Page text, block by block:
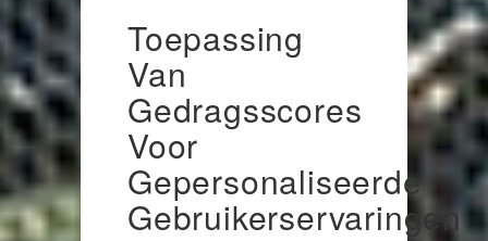
Toepassing
Van
Gedragsscores
Voor
Gepersonaliseerde
Gebruikerservaringen